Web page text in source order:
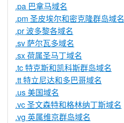
.pa 巴拿马域名
.pm 圣皮埃尔和密克隆群岛域名
.pr 波多黎各域名
.sv 萨尔瓦多域名
.sx 荷属圣马丁域名
.tc 特克斯和凯科斯群岛域名
.tt 特立尼达和多巴哥域名
.us 美国域名
.vc 圣文森特和格林纳丁斯域名
.vg 英属维京群岛域名